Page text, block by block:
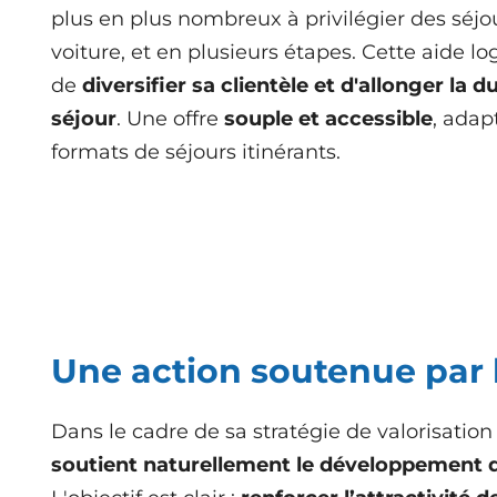
plus en plus nombreux à privilégier des
voiture, et en plusieurs étapes. Cette aide
de diversifier sa clientèle et d'allonger la
séjour. Une offre souple et accessible,
formats de séjours itinérants.
Une action soutenue par
Dans le cadre de sa stratégie de
soutient naturellement le développement